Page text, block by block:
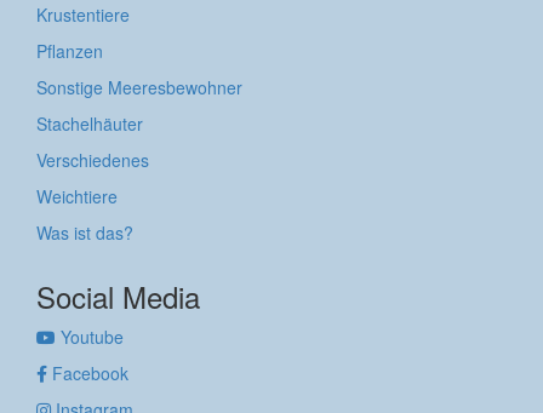
Krustentiere
Pflanzen
Sonstige Meeresbewohner
Stachelhäuter
Verschiedenes
Weichtiere
Was ist das?
Social Media
Youtube
Facebook